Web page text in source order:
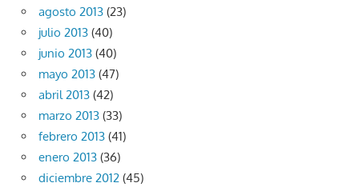
agosto 2013 (23)
julio 2013 (40)
junio 2013 (40)
mayo 2013 (47)
abril 2013 (42)
marzo 2013 (33)
febrero 2013 (41)
enero 2013 (36)
diciembre 2012 (45)